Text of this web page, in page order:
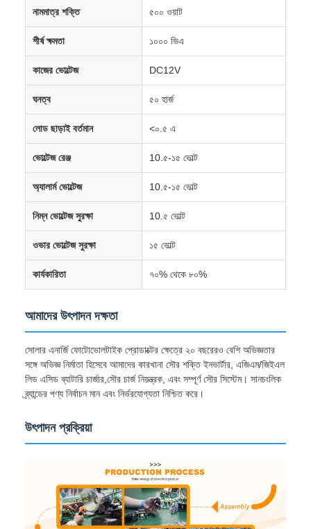
নামমাত্র শক্তি ৫০০ ওয়াট
শীর্ষ ক্ষমতা ১০০০ ভিএ
কাজের ভোল্টেজ DC12V
ঘনত্ব ৫০ হার্জ
লোড ছাড়াই বর্তমান <০.৫ এ
ভোল্টেজ রেঞ্জ 10.৫-১৫ ভোল্ট
অ্যালার্ম ভোল্টেজ 10.৫-১৫ ভোল্ট
নিম্ন ভোল্টেজ সুরক্ষা 10.৫ ভোল্ট
ওভার ভোল্টেজ সুরক্ষা ১৫ ভোল্ট
কার্যকারিতা ৭০% থেকে ৮০%
আমাদের উৎপাদন দক্ষতা
সোলার এনার্জি ফোটোভোলটাইক প্রোডাক্টের ক্ষেত্রে ২০ বছরেরও বেশি অভিজ্ঞতার
সঙ্গে অভিজ্ঞ নির্মাতা হিসেবে আমাদের কারখানা সৌর শক্তি ইনভার্টার, এজিএম/জিইএল
লিড এসিড ব্যাটারি চার্জার,সৌর চার্জ নিয়ন্ত্রক, এবং সম্পূর্ণ সৌর সিস্টেম। সানচংলিক
ব্র্যান্ডের পণ্য নির্বাচন মান এবং নির্ভরযোগ্যতা নিশ্চিত করে।
উৎপাদন প্রক্রিয়া